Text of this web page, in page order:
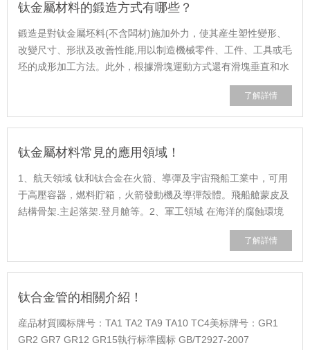
钛金屬材料的鍛造方式有哪些？
鍛造是對钛金屬坯料(不含闆材)施加外力，使其産生塑性變形、
改變尺寸、形狀及改善性能,用以制造機械零件、工件、工具或毛
坯的成形加工方法。此外，根據滑塊運動方式還有滑塊垂直和水
了解詳情
钛金屬材料常見的應用領域！
1、航天領域 钛和钛合金在火箭、導彈及宇宙飛船工業中，可用
于高壓容器，燃料貯箱，火箭發動機及導彈殼體。飛船艙蒙皮及
結構骨架.主起落架.登月艙等。2、軍工領域 在海洋的腐蝕環境
了解詳情
钛合金管的相關介紹！
産品材質國标牌号：TA1 TA2 TA9 TA10 TC4美标牌号：GR1
GR2 GR7 GR12 GR15執行标準國标 GB/T2927-2007